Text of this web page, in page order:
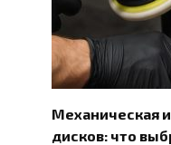
Механическая
дисков: что